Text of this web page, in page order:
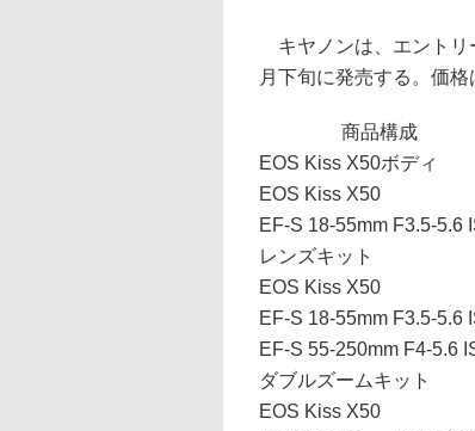
キヤノンは、エントリ
月下旬に発売する。価
商品構成
EOS Kiss X50ボディ
EOS Kiss X50
EF-S 18-55mm F3.5-5.6
レンズキット
EOS Kiss X50
EF-S 18-55mm F3.5-5.6
EF-S 55-250mm F4-5.6
ダブルズームキット
EOS Kiss X50